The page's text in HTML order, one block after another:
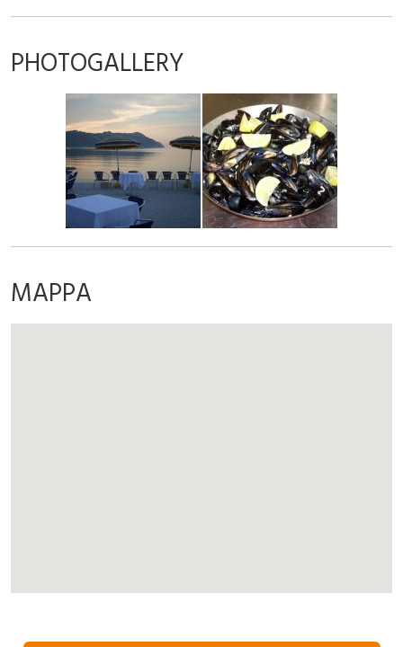
PHOTOGALLERY
MAPPA